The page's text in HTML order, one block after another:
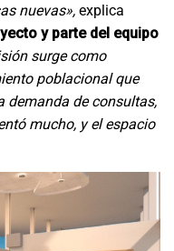
nuevas», explica
y parte del equipo
surge como
poblacional que
demanda de consultas,
mucho, y el espacio